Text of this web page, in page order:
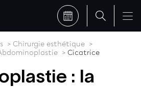
Chirurgie esthétique
Cicatrice
: la